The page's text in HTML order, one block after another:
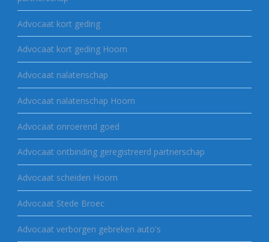
Advocaat kort geding
Advocaat kort geding Hoorn
Advocaat nalatenschap
Advocaat nalatenschap Hoorn
Advocaat onroerend goed
Advocaat ontbinding geregistreerd partnerschap
Advocaat scheiden Hoorn
Advocaat Stede Broec
Advocaat verborgen gebreken auto's